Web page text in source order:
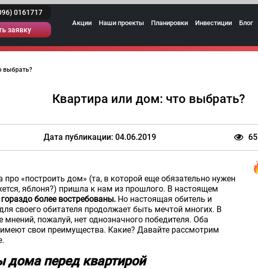
0161717
заявку
Акции Наши проекты Планировки Инвестиции Блог
выбрать?
Квартира или дом: что выбрать?
Дата публикации: 04.06.2019 65
про «построить дом» (та, в которой еще обязательно нужен
яблоня?) пришла к нам из прошлого. В настоящем
гораздо более востребованы. Но настоящая обитель и
своего обитателя продолжает быть мечтой многих. В
мнений, пожалуй, нет однозначного победителя. Оба
свои преимущества. Какие? Давайте рассмотрим
дома перед квартирой